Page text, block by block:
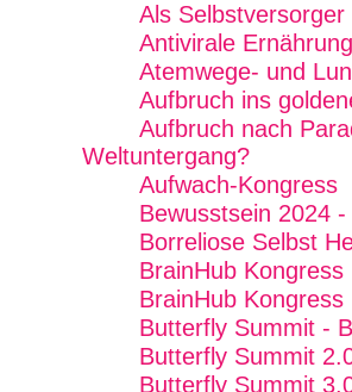
Als
Antivirale Ernährung
Atemwege- und
Aufbruch ins
Aufbruch nach
Weltuntergang?
Aufwach-Kongress
Bewusstsein 2024
Borreliose Selbst
BrainHub
BrainHub
Butterfly Summit -
Butterfly Summit
Butterfly Summit